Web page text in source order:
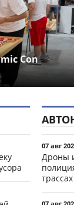
Con
07 авг
Дроны